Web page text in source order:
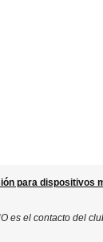
para dispositivos
es el contacto del